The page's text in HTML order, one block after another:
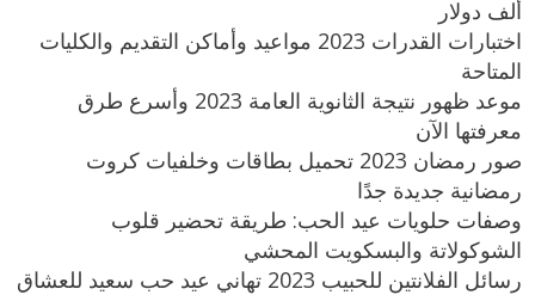
ألف دولار
اختبارات القدرات 2023 مواعيد وأماكن التقديم والكليات
المتاحة
موعد ظهور نتيجة الثانوية العامة 2023 وأسرع طرق
معرفتها الآن
صور رمضان 2023 تحميل بطاقات وخلفيات كروت
رمضانية جديدة جدًا
وصفات حلويات عيد الحب: طريقة تحضير قلوب
الشوكولاتة والبسكويت المحشي
رسائل الفلانتين للحبيب 2023 تهاني عيد حب سعيد للعشاق